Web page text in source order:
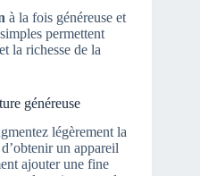
à la fois généreuse et
permettent
la richesse de la
généreuse
légèrement la
un appareil
ajouter une fine